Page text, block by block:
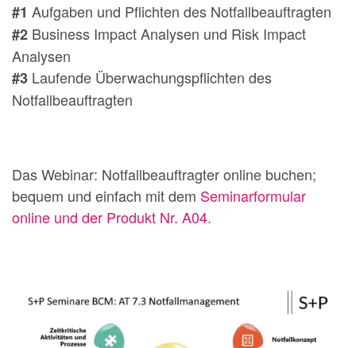
#1 Aufgaben und Pflichten des Notfallbeauftragten
#2 Business Impact Analysen und Risk Impact
Analysen
#3 Laufende Überwachungspflichten des
Notfallbeauftragten
Das Webinar: Notfallbeauftragter online buchen;
bequem und einfach mit dem Seminarformular
online und der Produkt Nr. A04.